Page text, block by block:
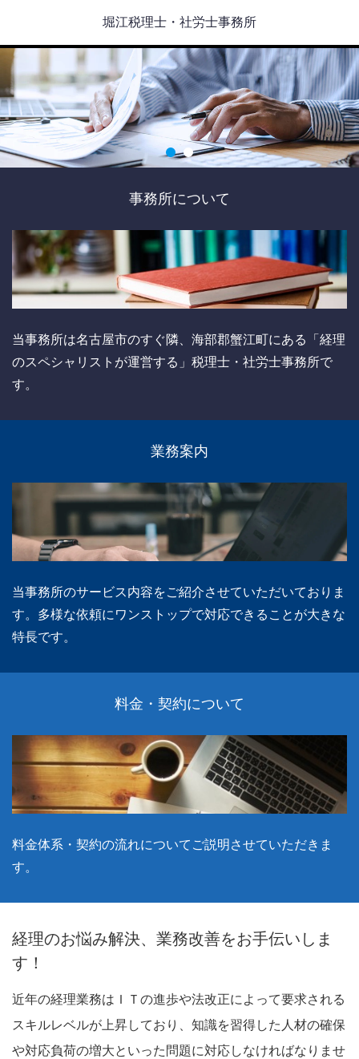
堀江税理士・社労士事務所
事務所について
当事務所は名古屋市のすぐ隣、海部郡蟹江町にある「経理
のスペシャリストが運営する」税理士・社労士事務所で
す。
業務案内
当事務所のサービス内容をご紹介させていただいておりま
す。多様な依頼にワンストップで対応できることが大きな
特長です。
料金・契約について
料金体系・契約の流れについてご説明させていただきま
す。
経理のお悩み解決、業務改善をお手伝いしま
す！
近年の経理業務はＩＴの進歩や法改正によって要求される
スキルレベルが上昇しており、知識を習得した人材の確保
や対応負荷の増大といった問題に対応しなければなりませ